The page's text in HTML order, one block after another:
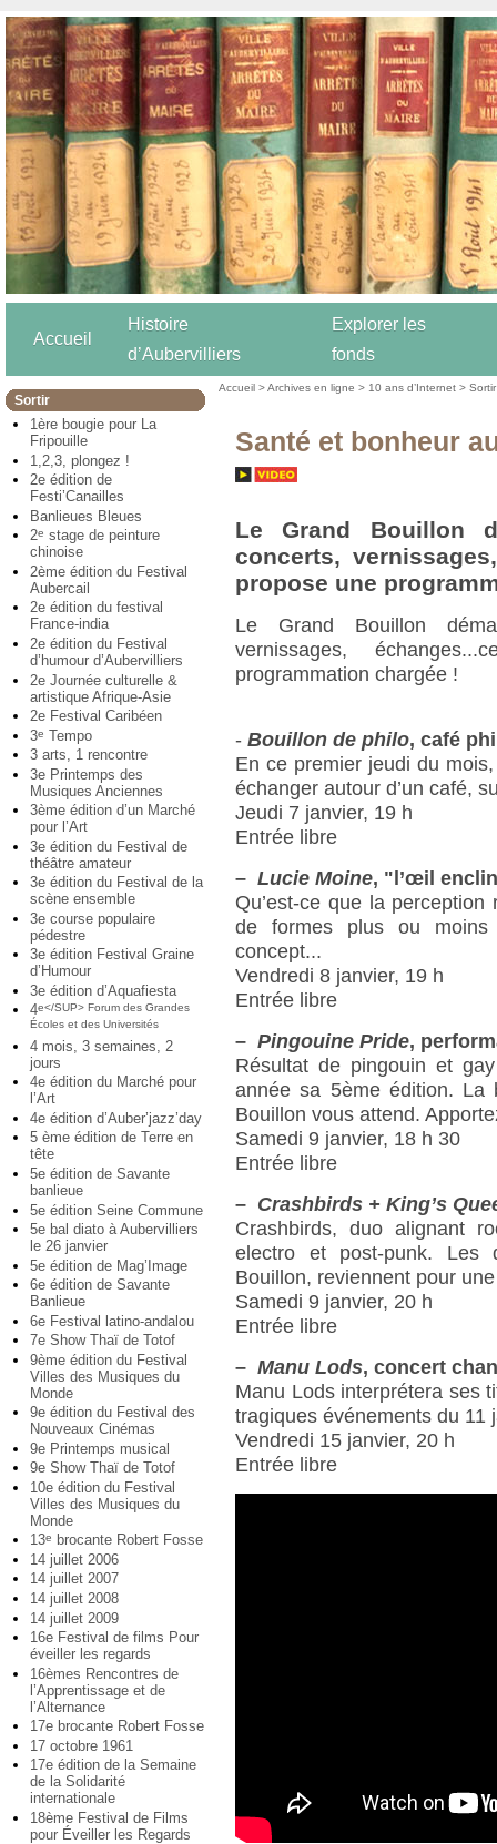
Accueil
Histoire
d’Aubervilliers
Explorer les
fonds
Sortir
1ère bougie pour La
Fripouille
1,2,3, plongez !
2e édition de
Festi’Canailles
Banlieues Bleues
2e stage de peinture
chinoise
2ème édition du Festival
Aubercail
2e édition du festival
France-india
2e édition du Festival
d’humour d’Aubervilliers
2e Journée culturelle &
artistique Afrique-Asie
2e Festival Caribéen
3e Tempo
3 arts, 1 rencontre
3e Printemps des
Musiques Anciennes
3ème édition d’un Marché
pour l’Art
3e édition du Festival de
théâtre amateur
3e édition du Festival de la
scène ensemble
3e course populaire
pédestre
3e édition Festival Graine
d’Humour
3e édition d’Aquafiesta
4e</SUP> Forum des Grandes
Écoles et des Universités
4 mois, 3 semaines, 2
jours
4e édition du Marché pour
l’Art
4e édition d’Auber’jazz’day
5 ème édition de Terre en
tête
5e édition de Savante
banlieue
5e édition Seine Commune
5e bal diato à Aubervilliers
le 26 janvier
5e édition de Mag’Image
6e édition de Savante
Banlieue
6e Festival latino-andalou
7e Show Thaï de Totof
9ème édition du Festival
Villes des Musiques du
Monde
9e édition du Festival des
Nouveaux Cinémas
9e Printemps musical
9e Show Thaï de Totof
10e édition du Festival
Villes des Musiques du
Monde
13e
brocante Robert Fosse
14 juillet 2006
14 juillet 2007
14 juillet 2008
14 juillet 2009
16e Festival de films Pour
éveiller les regards
16èmes Rencontres de
l’Apprentissage et de
l’Alternance
17e brocante Robert Fosse
17 octobre 1961
17e édition de la Semaine
de la Solidarité
internationale
18ème Festival de Films
pour Éveiller les Regards
Accueil >Archives en ligne > 10 ans d’Internet >Sortir
Santé et bonheur
Le Grand Bouillon
concerts,
propose une
Le Grand Bouillon
vernissages,
programmation chargée !
-Bouillon de philo, café
En ce premier jeudi du
échanger autour d’un café,
Jeudi 7 janvier, 19 h
Entrée libre
– Lucie Moine, "l’œil
Qu’est-ce que la
de formes plus ou moins
concept...
Vendredi 8 janvier, 19 h
Entrée libre
– Pingouine Pride,
Résultat de pingouin et
année sa 5ème édition. La
Bouillon vous attend.
Samedi 9 janvier, 18 h 30
Entrée libre
– Crashbirds + King’s
Crashbirds, duo alignant
electro et post-punk. Les
Bouillon, reviennent pour
Samedi 9 janvier, 20 h
Entrée libre
– Manu Lods, concert
Manu Lods interprétera ses
tragiques événements du 11
Vendredi 15 janvier, 20 h
Entrée libre